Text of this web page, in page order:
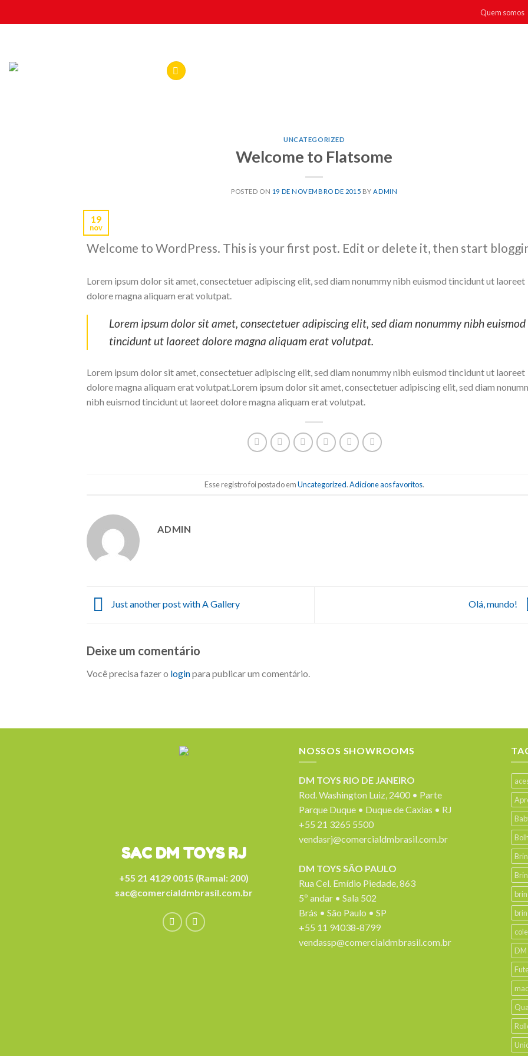
to
Quem somos
UNCATEGORIZED
Welcome to Flatsome
POSTED ON 19 DE NOVEMBRO DE 2015 BY ADMIN
19
nov
Welcome to WordPress. This is your first post. Edit or delete it, then start
Lorem ipsum dolor sit amet, consectetuer adipiscing elit, sed diam nonummy nibh euismod tincidunt ut laoreet
dolore magna aliquam erat volutpat.
Lorem ipsum dolor sit amet, consectetuer adipiscing elit, sed diam nonummy nibh euismod
tincidunt ut laoreet dolore magna aliquam erat volutpat.
Lorem ipsum dolor sit amet, consectetuer adipiscing elit, sed diam nonummy nibh euismod tincidunt ut laoreet
dolore magna aliquam erat volutpat.Lorem ipsum dolor sit amet, consectetuer adipiscing elit, sed diam
nibh euismod tincidunt ut laoreet dolore magna aliquam erat volutpat.
Esse registro foi postado emUncategorized.Adicione aos favoritos.
ADMIN
Just another post with A Gallery Olá, mundo!
Deixe um comentário
Você precisa fazer o loginpara publicar um comentário.
SAC DM TOYS RJ
+55 21 4129 0015 (Ramal: 200)
sac@comercialdmbrasil.com.br
NOSSOS SHOWROOMS
DM TOYS RIO DE JANEIRO
Rod. Washington Luiz, 2400 • Parte
Parque Duque • Duque de Caxias • RJ
+55 21 3265 5500
vendasrj@comercialdmbrasil.com.br
DM TOYS SÃO PAULO
Rua Cel. Emídio Piedade, 863
5º andar • Sala 502
Brás • São Paulo • SP
+55 11 94038-8799
vendassp@comercialdmbrasil.com.br
DM